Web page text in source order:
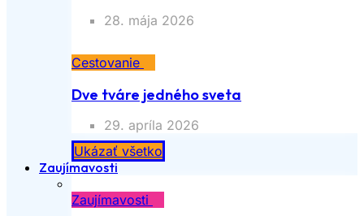
28. mája 2026
Cestovanie
Dve tváre jedného sveta
29. apríla 2026
Ukázať všetko
Zaujímavosti
Zaujímavosti